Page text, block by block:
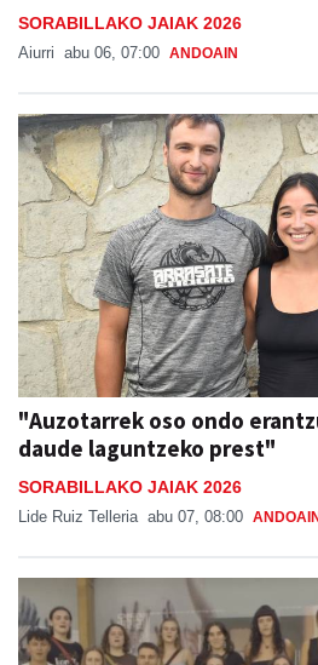
SORABILLAKO JAIAK 2026
Aiurri abu 06, 07:00 ANDOAIN
"Auzotarrek oso ondo
daude laguntzeko prest"
SORABILLAKO JAIAK 2026
Lide Ruiz Telleria abu 07, 08:00 ANDOAIN